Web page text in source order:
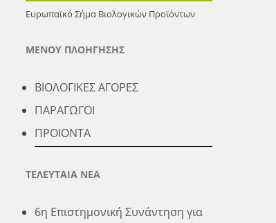
Ευρωπαϊκό Σήμα Βιολογικών Προϊόντων
ΜΕΝΟΥ ΠΛΟΗΓΗΣΗΣ
ΒΙΟΛΟΓΙΚΕΣ ΑΓΟΡΕΣ
ΠΑΡΑΓΩΓΟΙ
ΠΡΟΙΟΝΤΑ
ΤΕΛΕΥΤΑΙΑ ΝΕΑ
6η Επιστημονική Συνάντηση για